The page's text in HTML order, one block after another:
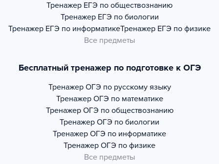
Тренажер ЕГЭ по обществознанию
Тренажер ЕГЭ по биологии
Тренажер ЕГЭ по информатикеТренажер ЕГЭ по физике
Все предметы
Бесплатный тренажер по подготовке к ОГЭ
Тренажер ОГЭ по русскому языку
Тренажер ОГЭ по математике
Тренажер ОГЭ по обществознанию
Тренажер ОГЭ по биологии
Тренажер ОГЭ по информатике
Тренажер ОГЭ по физике
Все предметы